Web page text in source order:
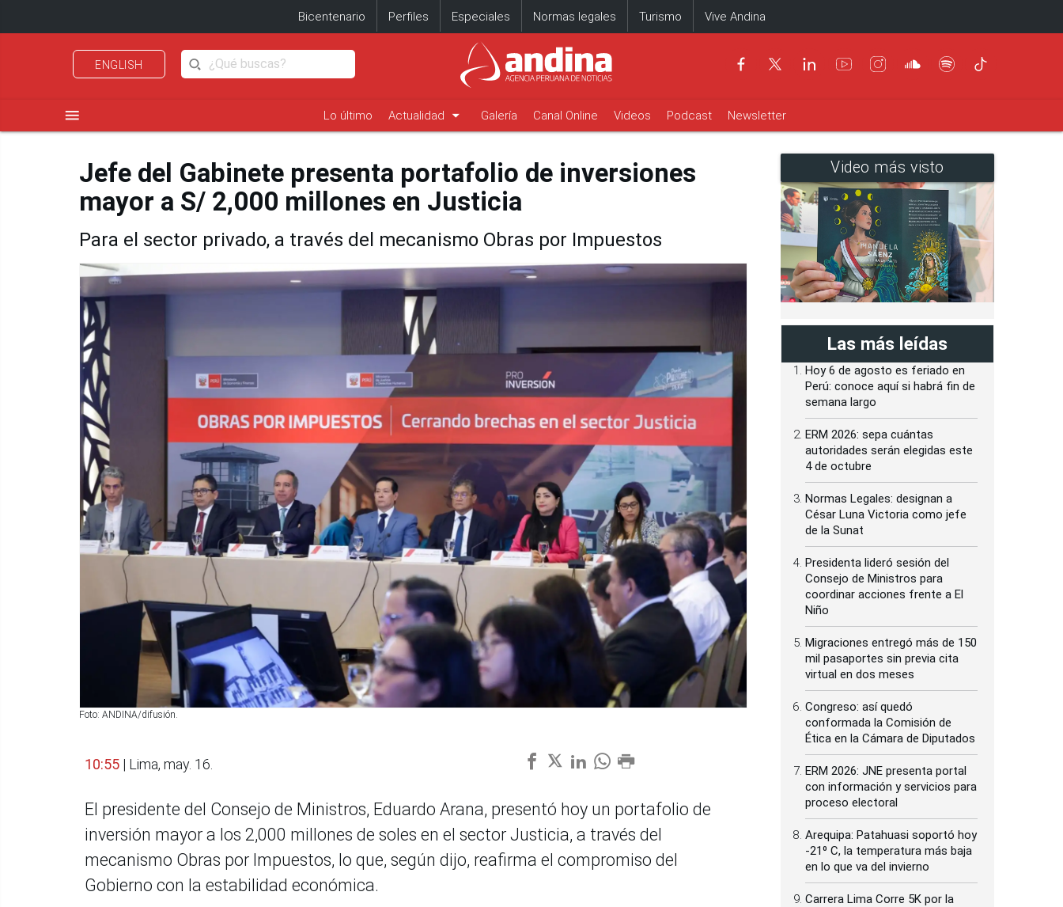
Bicentenario Perfiles Especiales Normas legales Turismo Vive Andina
ENGLISH
menu Lo último Actualidad arrow_drop_down Galería Canal Online Videos Podcast Newsletter
Jefe del Gabinete presenta portafolio de inversiones
mayor a S/ 2,000 millones en Justicia
Para el sector privado, a través del mecanismo Obras por Impuestos
Foto: ANDINA/difusión.
10:55 | Lima, may. 16.
El presidente del Consejo de Ministros, Eduardo Arana, presentó hoy un portafolio de
inversión mayor a los 2,000 millones de soles en el sector Justicia, a través del
mecanismo Obras por Impuestos, lo que, según dijo, reafirma el compromiso del
Gobierno con la estabilidad económica.
Video más visto
Las más leídas
Hoy 6 de agosto es feriado en
Perú: conoce aquí si habrá fin de
semana largo
ERM 2026: sepa cuántas
autoridades serán elegidas este
4 de octubre
Normas Legales: designan a
César Luna Victoria como jefe
de la Sunat
Presidenta lideró sesión del
Consejo de Ministros para
coordinar acciones frente a El
Niño
Migraciones entregó más de 150
mil pasaportes sin previa cita
virtual en dos meses
Congreso: así quedó
conformada la Comisión de
Ética en la Cámara de Diputados
ERM 2026: JNE presenta portal
con información y servicios para
proceso electoral
Arequipa: Patahuasi soportó hoy
-21⁰ C, la temperatura más baja
en lo que va del invierno
Carrera Lima Corre 5K por la